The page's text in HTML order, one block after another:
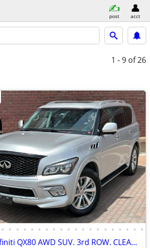
post acct
1 - 9 of 26
• • • • • • • • • • • • • • • • • • • •
2017 Infiniti QX80 AWD SUV. 3rd ROW. CLEAN TITLE NO ACCIDENTS! NICE!